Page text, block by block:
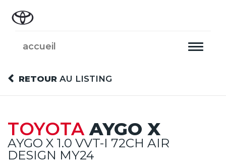
Toggle
accueil
RETOUR AU LISTING
TOYOTAAYGO X
AYGO X 1.0 VVT-I 72CH AIR
DESIGN MY24